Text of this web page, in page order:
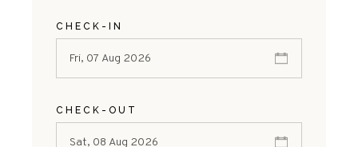
CHECK-IN
CHECK-OUT